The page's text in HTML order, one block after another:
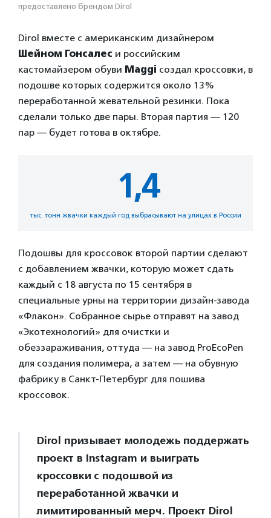
предоставлено брендом Dirol
Dirol вместе с американским дизайнером
Шейном Гонсалес и российским
кастомайзером обуви Maggi создал кроссовки, в
подошве которых содержится около 13%
переработанной жевательной резинки. Пока
сделали только две пары. Вторая партия — 120
пар — будет готова в октябре.
1,4
тыс. тонн жвачки каждый год выбрасывают на улицах в России
Подошвы для кроссовок второй партии сделают
с добавлением жвачки, которую может сдать
каждый с 18 августа по 15 сентября в
специальные урны на территории дизайн-завода
«Флакон». Собранное сырье отправят на завод
«Экотехнологий» для очистки и
обеззараживания, оттуда — на завод ProEcoPen
для создания полимера, а затем — на обувную
фабрику в Санкт-Петербург для пошива
кроссовок.
Dirol призывает молодежь поддержать
проект в Instagram и выиграть
кроссовки с подошвой из
переработанной жвачки и
лимитированный мерч. Проект Dirol